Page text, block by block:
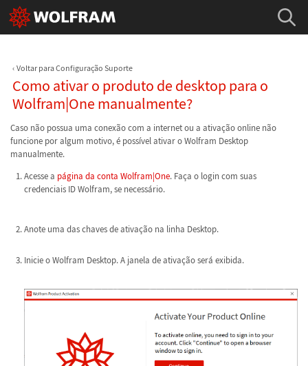
Voltar para Configuração Suporte
Como ativar o produto de desktop para o
Wolfram|One manualmente?
Caso não possua uma conexão com a internet ou a ativação online não
funcione por algum motivo, é possível ativar o Wolfram Desktop
manualmente.
Acesse a página da conta Wolfram|One. Faça o login com suas
credenciais ID Wolfram, se necessário.
Anote uma das chaves de ativação na linha Desktop.
Inicie o Wolfram Desktop. A janela de ativação será exibida.